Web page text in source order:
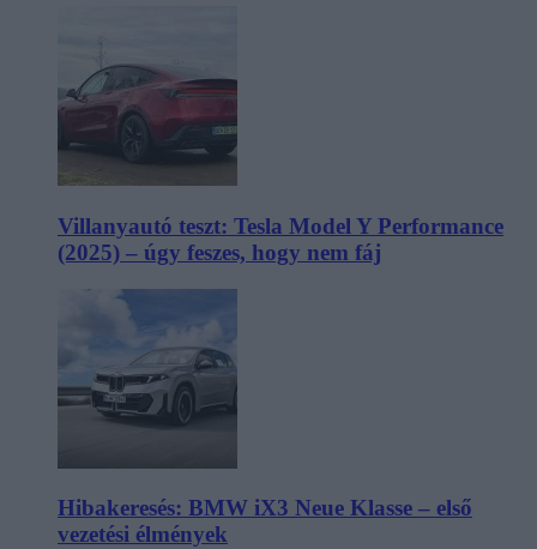
Villanyautó teszt: Tesla Model Y Performance
(2025) – úgy feszes, hogy nem fáj
Hibakeresés: BMW iX3 Neue Klasse – első
vezetési élmények